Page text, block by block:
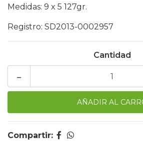
Medidas: 9 x 5 127gr.
Registro: SD2013-0002957
Cantidad
-
Compartir: